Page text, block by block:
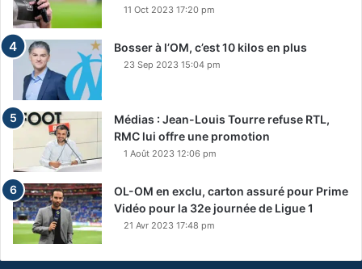
11 Oct 2023 17:20 pm
Bosser à l’OM, c’est 10 kilos en plus
23 Sep 2023 15:04 pm
Médias : Jean-Louis Tourre refuse RTL,
RMC lui offre une promotion
1 Août 2023 12:06 pm
OL-OM en exclu, carton assuré pour Prime
Vidéo pour la 32e journée de Ligue 1
21 Avr 2023 17:48 pm